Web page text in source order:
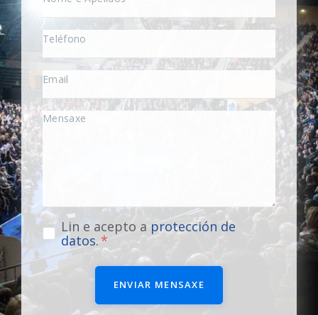
Lin e acepto a protección de
datos.
ENVIAR MENSAXE